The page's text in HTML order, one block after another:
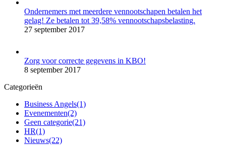
Ondernemers met meerdere vennootschapen betalen het
gelag! Ze betalen tot 39,58% vennootschapsbelasting.
27 september 2017
Zorg voor correcte gegevens in KBO!
8 september 2017
Categorieën
Business Angels(1)
Evenementen(2)
Geen categorie(21)
HR(1)
Nieuws(22)